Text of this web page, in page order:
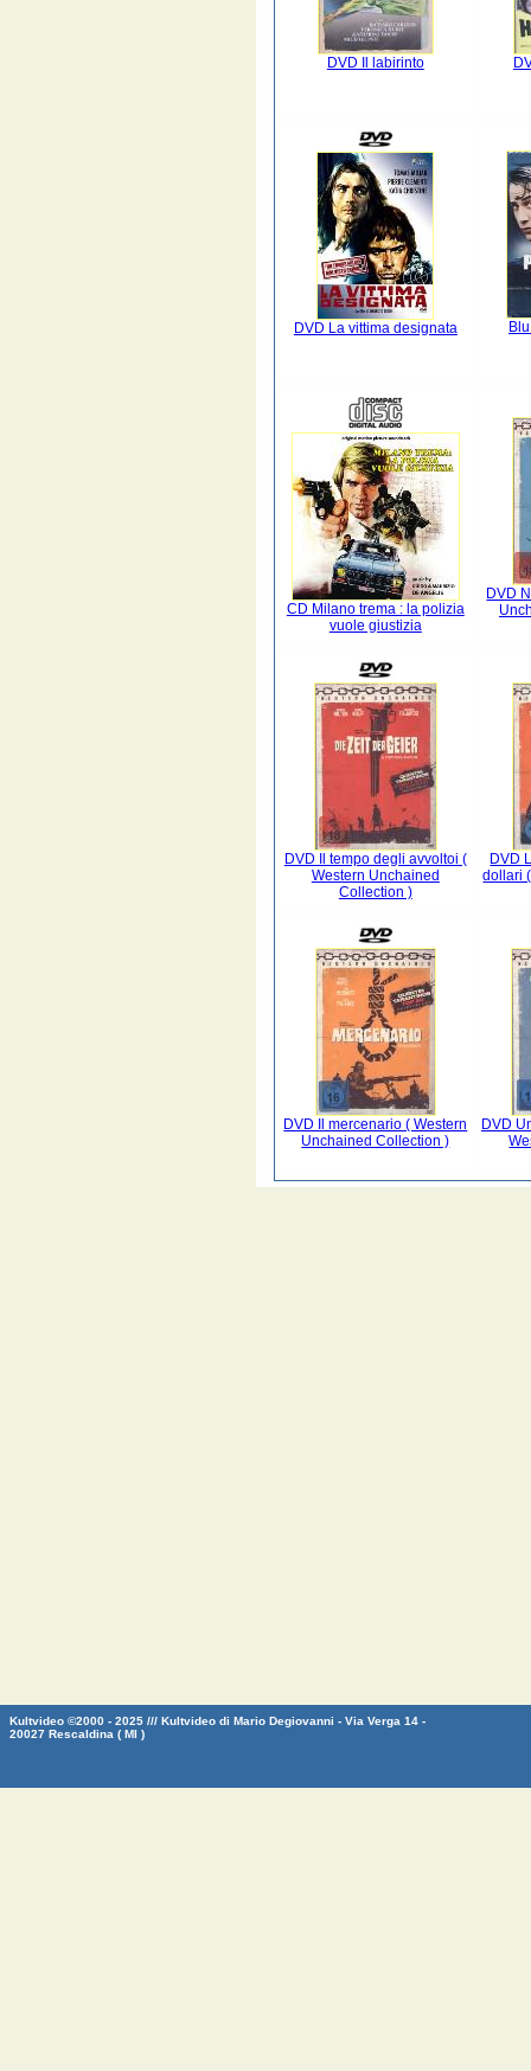
DVD Il labirinto
DVD La vittima designata
CD Milano trema : la polizia
vuole giustizia
DVD
DVD Il tempo degli avvoltoi (
Western Unchained
Collection )
DVD
dollari
DVD Il mercenario ( Western
Unchained Collection )
DVD
Kultvideo ©2000 - 2025 /// Kultvideo di Mario Degiovanni - Via Verga 14 -
20027 Rescaldina ( MI )